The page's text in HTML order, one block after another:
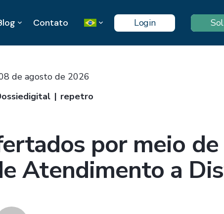
Contato Login
de agosto de 2026
repetro
por meio
Atendimento a